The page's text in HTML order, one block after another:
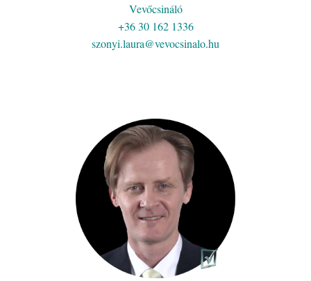
Vevőcsináló
+36 30 162 1336
szonyi.laura@vevocsinalo.hu